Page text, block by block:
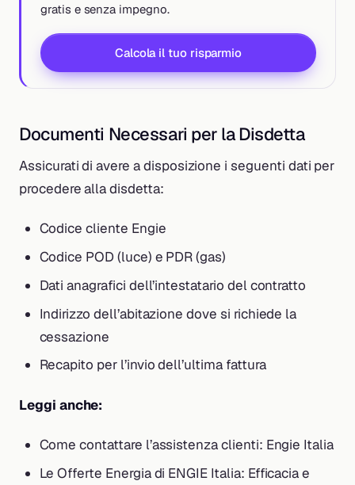
gratis e senza impegno.
Calcola il tuo risparmio
Documenti Necessari per la Disdetta
Assicurati di avere a disposizione i seguenti dati per
procedere alla disdetta:
Codice cliente Engie
Codice POD (luce) e PDR (gas)
Dati anagrafici dell’intestatario del contratto
Indirizzo dell’abitazione dove si richiede la
cessazione
Recapito per l’invio dell’ultima fattura
Leggi anche:
Come contattare l’assistenza clienti: Engie Italia
Le Offerte Energia di ENGIE Italia: Efficacia e